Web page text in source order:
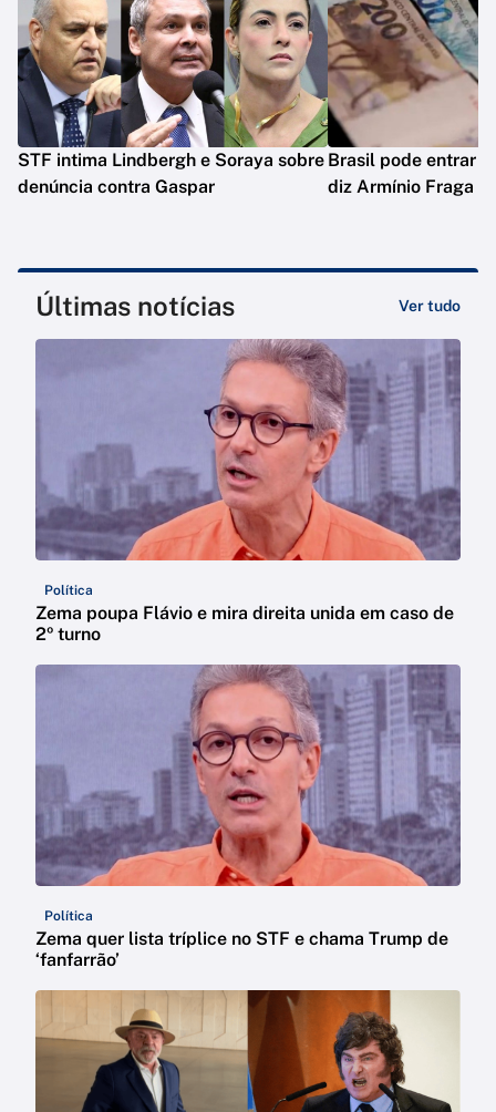
STF intima Lindbergh e Soraya sobre
denúncia contra Gaspar
Brasil pode entrar
diz Armínio Fraga
Últimas notícias Ver tudo
Política
Zema poupa Flávio e mira direita unida em caso de
2º turno
Política
Zema quer lista tríplice no STF e chama Trump de
‘fanfarrão’